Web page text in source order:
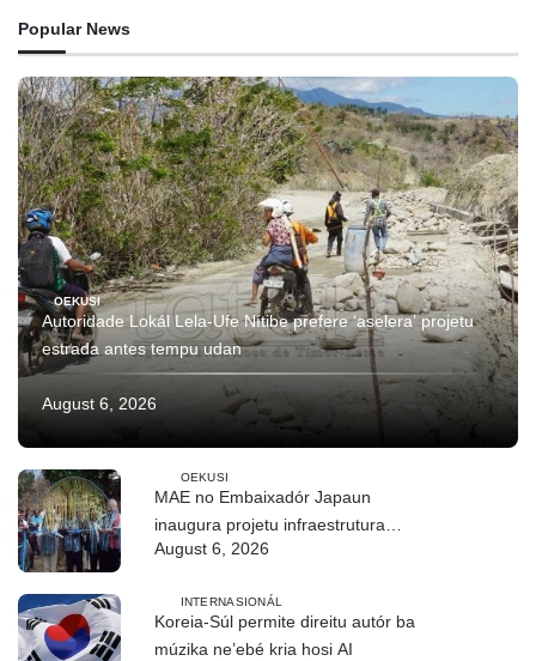
Popular News
OEKUSI
Autoridade Lokál Lela-Ufe Nítibe prefere ‘aselera’ projetu
estrada antes tempu udan
August 6, 2026
OEKUSI
MAE no Embaixadór Japaun
inaugura projetu infraestrutura
CIREP 12 iha Nítibe
August 6, 2026
INTERNASIONÁL
Koreia-Súl permite direitu autór ba
múzika ne’ebé kria hosi AI